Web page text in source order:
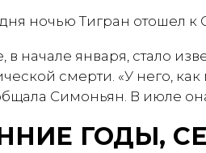
ночью Тигран отошел к
в начале января, стало
смерти. «У него,
Симоньян. В июле она
ГОДЫ,